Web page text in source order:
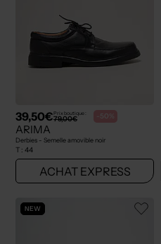
39,50€Prix boutique :
79,00€ -50%
ARIMA
Derbies - Semelle amovible noir
T : 44
ACHAT EXPRESS
NEW